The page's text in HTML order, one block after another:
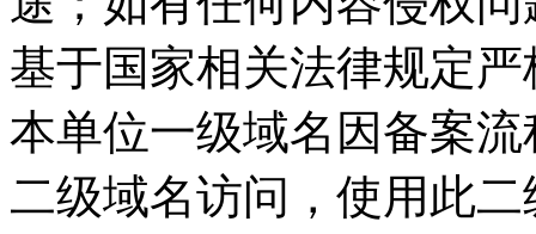
基于国家相关法律规定
本单位一级域名因备案
二级域名访问，使用此